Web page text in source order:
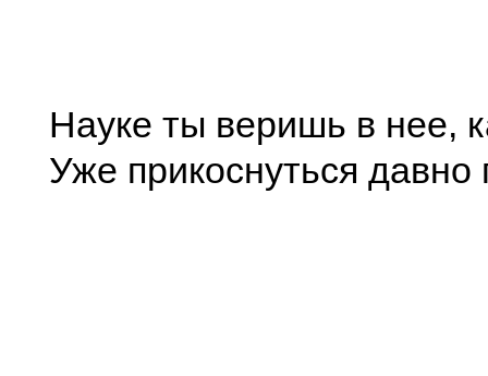
Науке ты веришь в нее,
Уже прикоснуться давно